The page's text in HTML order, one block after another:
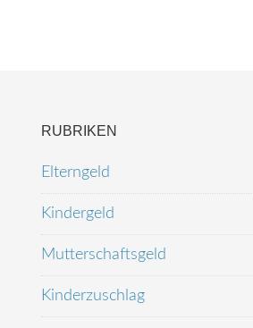
RUBRIKEN
Elterngeld
Kindergeld
Mutterschaftsgeld
Kinderzuschlag